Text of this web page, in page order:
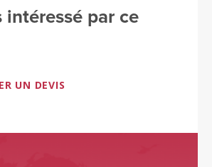
intéressé par ce
UN DEVIS